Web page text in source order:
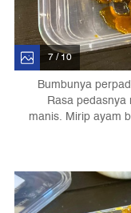
7 / 10
Bumbunya
Rasa
manis. Mirip ayam